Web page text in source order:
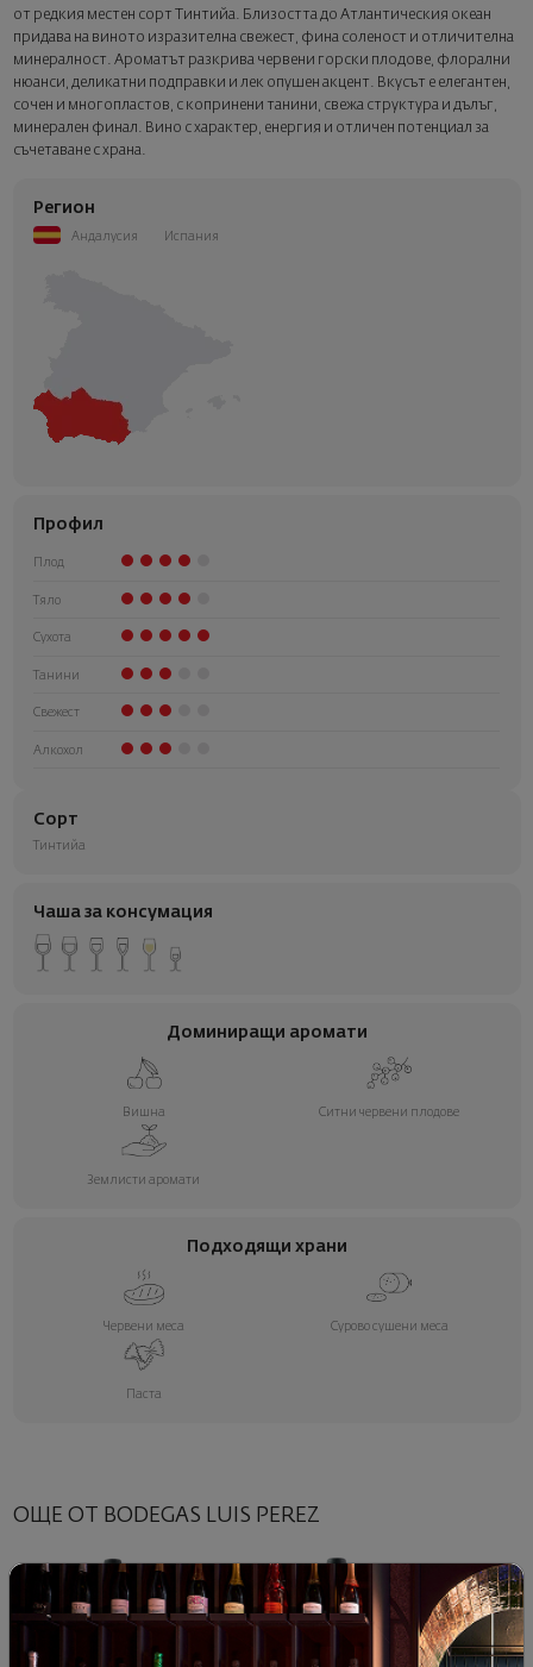
Изненадайте със стил
Добавете луксозна подаръчна опаковка и персонализирана
картичка с ваше пожелание. Изберете тази опция в
следващата стъпка от поръчката.
от редкия местен сорт Тинтийа. Близостта до Атлантическия океан
придава на виното изразителна свежест, фина соленост и отличителна
минералност. Ароматът разкрива червени горски плодове, флорални
нюанси, деликатни подправки и лек опушен акцент. Вкусът е елегантен,
сочен и многопластов, с копринени танини, свежа структура и дълъг,
минерален финал. Вино с характер, енергия и отличен потенциал за
съчетаване с храна.
Регион
Андалусия Испания
Профил
Плод
Тяло
Сухота
Танини
Свежест
Алкохол
Сорт
Тинтийа
Чаша за консумация
Доминиращи аромати
Вишна Ситни червени плодове
Землисти аромати
Подходящи храни
Червени меса Сурово сушени меса
Паста
ОЩЕ ОТ BODEGAS LUIS PEREZ